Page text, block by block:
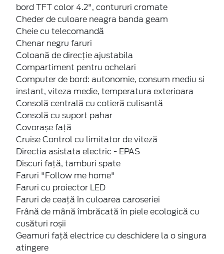
bord TFT color 4.2", contururi cromate
Cheder de culoare neagra banda geam
Cheie cu telecomandă
Chenar negru faruri
Coloană de direcţie ajustabila
Compartiment pentru ochelari
Computer de bord: autonomie, consum mediu si
instant, viteza medie, temperatura exterioara
Consolă centrală cu cotieră culisantă
Consolă cu suport pahar
Covorașe față
Cruise Control cu limitator de viteză
Directia asistata electric - EPAS
Discuri faţă, tamburi spate
Faruri "Follow me home"
Faruri cu proiector LED
Faruri de ceaţă în culoarea caroseriei
Frână de mână îmbrăcată în piele ecologică cu
cusături roșii
Geamuri faţă electrice cu deschidere la o singura
atingere